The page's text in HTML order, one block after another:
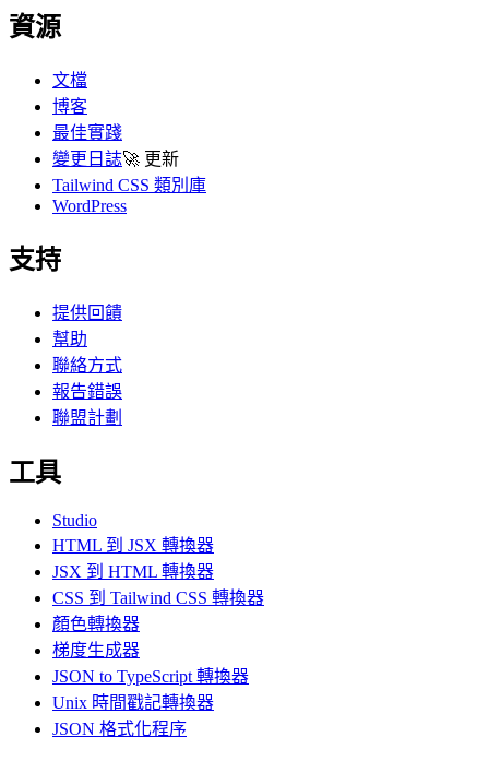
資源
文檔
博客
最佳實踐
變更日誌🚀 更新
Tailwind CSS 類別庫
WordPress
支持
提供回饋
幫助
聯絡方式
報告錯誤
聯盟計劃
工具
Studio
HTML 到 JSX 轉換器
JSX 到 HTML 轉換器
CSS 到 Tailwind CSS 轉換器
顏色轉換器
梯度生成器
JSON to TypeScript 轉換器
Unix 時間戳記轉換器
JSON 格式化程序